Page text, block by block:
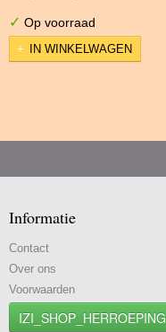
✓ Op voorraad
IN WINKELWAGEN
Informatie
Contact
Over ons
Voorwaarden
IZI_SHOP_HERROEPING